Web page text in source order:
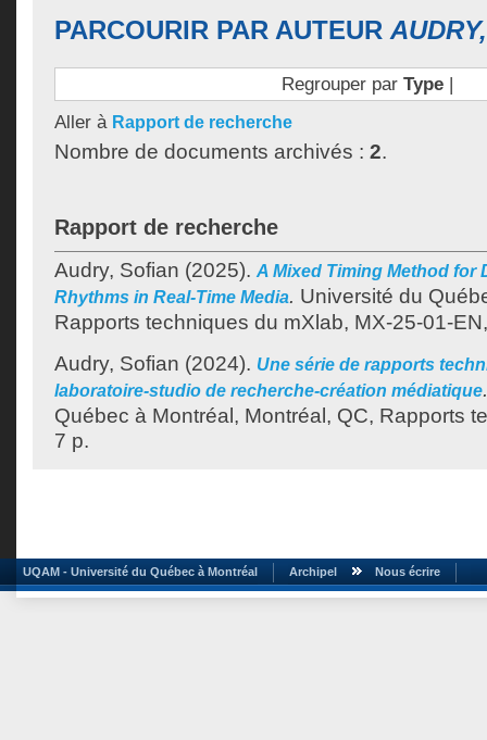
PARCOURIR PAR AUTEUR
Regrouper par Type|
Aller à Rapport de recherche
Nombre de documents archivés : 2.
Rapport de recherche
Audry, Sofian (2025). A Mixed Timing Method for
Rhythms in Real-Time Media. Université du
Rapports techniques du mXlab, MX-25-01-
Audry, Sofian (2024). Une série de rapports
laboratoire-studio de recherche-création médiatique.
Québec à Montréal, Montréal, QC, Rapports
7 p.
UQAM - Université du Québec à Montréal Archipel Nous écrire